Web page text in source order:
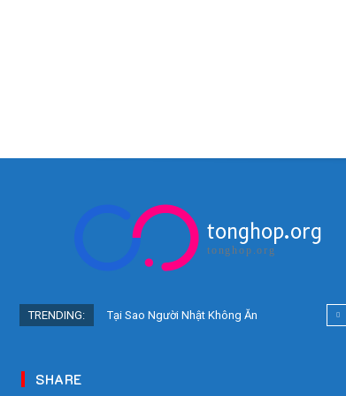
tonghop.org
tonghop.org
TRENDING:
Tại Sao Người Nhật Không Ăn
SHARE